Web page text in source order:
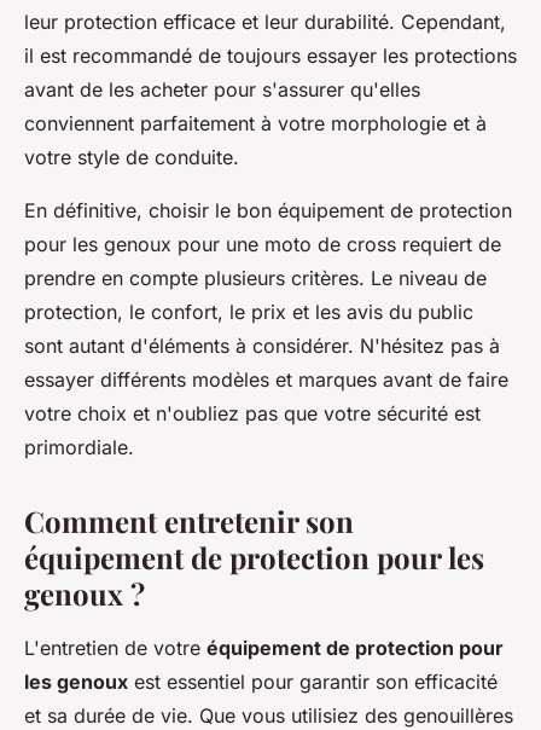
leur protection efficace et leur durabilité. Cependant,
il est recommandé de toujours essayer les protections
avant de les acheter pour s'assurer qu'elles
conviennent parfaitement à votre morphologie et à
votre style de conduite.
En définitive, choisir le bon équipement de protection
pour les genoux pour une moto de cross requiert de
prendre en compte plusieurs critères. Le niveau de
protection, le confort, le prix et les avis du public
sont autant d'éléments à considérer. N'hésitez pas à
essayer différents modèles et marques avant de faire
votre choix et n'oubliez pas que votre sécurité est
primordiale.
Comment entretenir son
équipement de protection pour les
genoux ?
L'entretien de votre équipement de protection pour
les genoux est essentiel pour garantir son efficacité
et sa durée de vie. Que vous utilisiez des genouillères